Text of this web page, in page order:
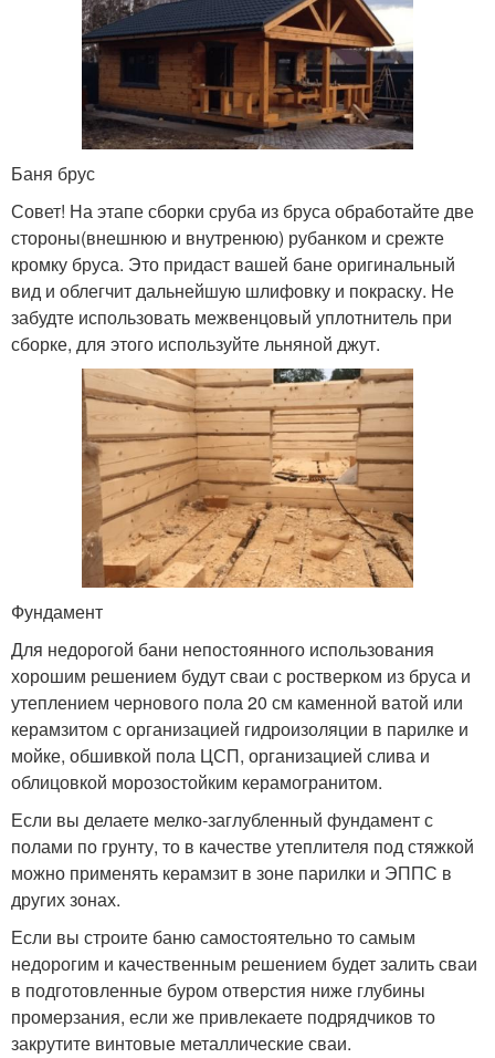
Баня брус
Совет! На этапе сборки сруба из бруса обработайте две
стороны(внешнюю и внутренюю) рубанком и срежте
кромку бруса. Это придаст вашей бане оригинальный
вид и облегчит дальнейшую шлифовку и покраску. Не
забудте использовать межвенцовый уплотнитель при
сборке, для этого используйте льняной джут.
Фундамент
Для недорогой бани непостоянного использования
хорошим решением будут сваи с ростверком из бруса и
утеплением чернового пола 20 см каменной ватой или
керамзитом с организацией гидроизоляции в парилке и
мойке, обшивкой пола ЦСП, организацией слива и
облицовкой морозостойким керамогранитом.
Если вы делаете мелко-заглубленный фундамент с
полами по грунту, то в качестве утеплителя под стяжкой
можно применять керамзит в зоне парилки и ЭППС в
других зонах.
Если вы строите баню самостоятельно то самым
недорогим и качественным решением будет залить сваи
в подготовленные буром отверстия ниже глубины
промерзания, если же привлекаете подрядчиков то
закрутите винтовые металлические сваи.